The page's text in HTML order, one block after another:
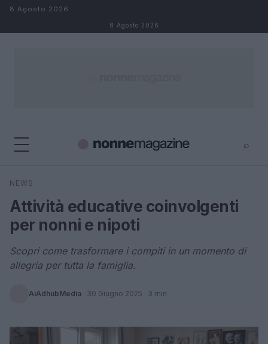
Salta al contenuto
8 Agosto 2026
8 Agosto 2026
⌕
Cerca
NEWS
Attività educative coinvolgenti
per nonni e nipoti
Scopri come trasformare i compiti in un momento di
allegria per tutta la famiglia.
AiAdhubMedia · 30 Giugno 2025 · 3 min